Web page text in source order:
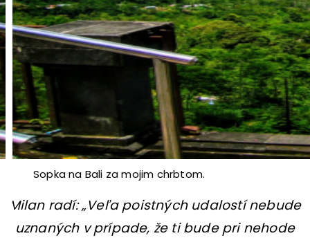
Sopka na Bali za mojim chrbtom.
Milan radí: „Veľa poistných udalostí nebude
uznaných v prípade, že ti bude pri nehode